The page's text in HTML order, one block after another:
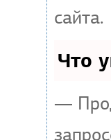
сайта.
Что
—